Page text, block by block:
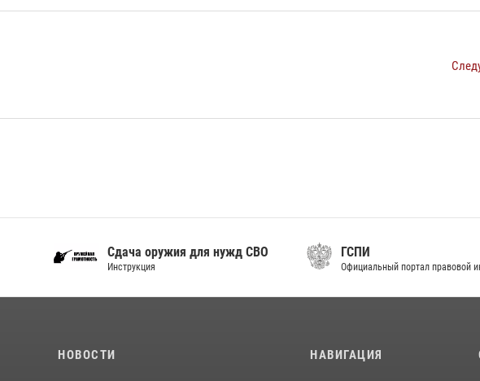
Сдача оружия для нужд СВО
Инструкция
ГСПИ
Официальный портал правовой
НОВОСТИ НАВИГАЦИЯ